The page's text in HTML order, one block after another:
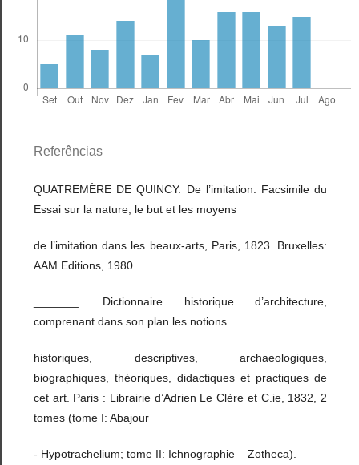
Referências
QUATREMÈRE DE QUINCY. De l’imitation. Facsimile du
Essai sur la nature, le but et les moyens
de l’imitation dans les beaux-arts, Paris, 1823. Bruxelles:
AAM Editions, 1980.
_______. Dictionnaire historique d’architecture,
comprenant dans son plan les notions
historiques, descriptives, archaeologiques,
biographiques, théoriques, didactiques et practiques de
cet art. Paris : Librairie d’Adrien Le Clère et C.ie, 1832, 2
tomes (tome I: Abajour
- Hypotrachelium; tome II: Ichnographie – Zotheca).